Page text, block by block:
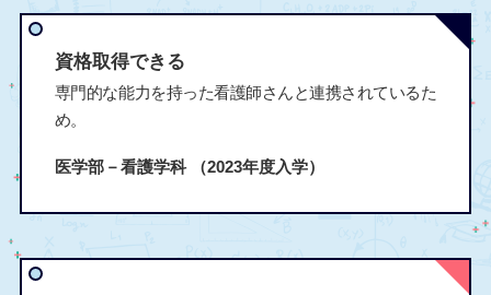
資格取得できる
専門的な能力を持った看護師さんと連携されているた
め。
医学部－看護学科 （2023年度入学）